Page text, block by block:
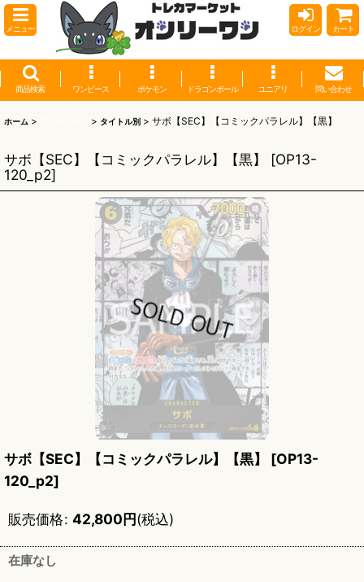
メニュー ログイン カート
商品検索 ワンピース ポケモン ドラゴンボール ユニアリ 問い合わせ
ホーム > > タイトル別 > サボ【SEC】【コミックパラレル】【黒】
サボ【SEC】【コミックパラレル】【黒】 [OP13-
120_p2]
サボ【SEC】【コミックパラレル】【黒】 [OP13-
120_p2]
販売価格: 42,800円(税込)
在庫なし